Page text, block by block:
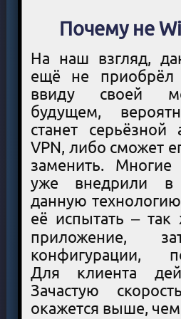
Почему не
На наш взгляд,
ещё не приобрёл
ввиду своей
будущем,
станет серьёзной
VPN, либо сможет
заменить. Многие
уже внедрили в
данную
её испытать – так
приложение,
конфигурации,
Для клиента
Зачастую
окажется выше,